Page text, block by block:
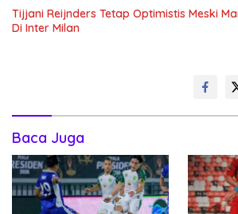
Tijjani Reijnders Tetap Optimistis Meski
Di Inter Milan
Baca Juga